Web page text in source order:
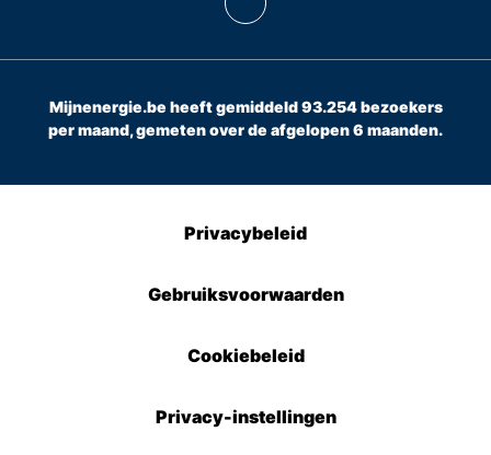
Mijnenergie.be heeft gemiddeld 93.254 bezoekers
per maand, gemeten over de afgelopen 6 maanden.
Privacybeleid
Gebruiksvoorwaarden
Cookiebeleid
Privacy-instellingen